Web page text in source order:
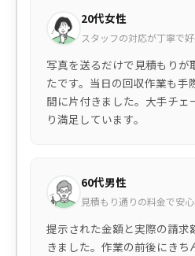
20代女性
スタッフの対応が丁寧で
写真を送るだけで見積もりが
たです。当日の回収作業も手
間に片付きました。大手チェ
り満足しています。
60代男性
見積もり通りの料金で安心
提示された金額と実際の請求
きました。作業の前後にきち